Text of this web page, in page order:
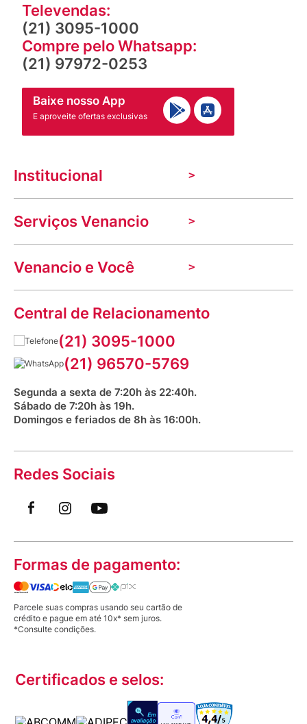
Televendas:
(21) 3095-1000
Compre pelo Whatsapp:
(21) 97972-0253
Baixe nosso App
E aproveite ofertas exclusivas
Institucional
A Venancio
Trabalhe Conosco
Nossas lojas
Indique seu imóvel
Aniversário Venancio 2025
Serviços Venancio
Troca e devolução
Mecânica de promoções
Dúvidas frequentes
Prazos e entregas
Bioimpedância Gratuita
Venancio e Você
VClube - Programa de fidelidade
Fale com o farmacêutico
Fale conosco
Saúde na praça
Central de Relacionamento
(21) 3095-1000
(21) 96570-5769
Segunda a sexta de 7:20h às 22:40h.
Sábado de 7:20h às 19h.
Domingos e feriados de 8h às 16:00h.
Redes Sociais
Formas de pagamento:
Parcele suas compras usando seu cartão de
crédito e pague em até 10x* sem juros.
*Consulte condições.
Certificados e selos: